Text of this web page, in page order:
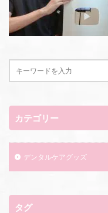
カテゴリー
デンタルケアグッズ
タグ